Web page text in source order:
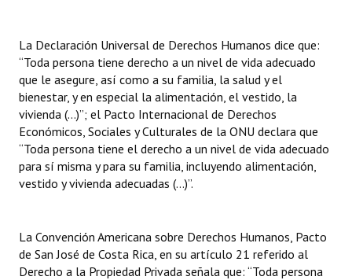
Ciudadano Ilustre - Registro
Banca del Vecino - Registro
Huéspedes de Honor - Registro
Antiguos Pobladores - Registro
Bariloche, Municipio intercultural
Entrega de distinciones
La Declaración Universal de Derechos Humanos dice que:
“Toda persona tiene derecho a un nivel de vida adecuado
que le asegure, así como a su familia, la salud y el
bienestar, y en especial la alimentación, el vestido, la
vivienda (…)”; el Pacto Internacional de Derechos
Económicos, Sociales y Culturales de la ONU declara que
“Toda persona tiene el derecho a un nivel de vida adecuado
para sí misma y para su familia, incluyendo alimentación,
vestido y vivienda adecuadas (…)”.
La Convención Americana sobre Derechos Humanos, Pacto
de San José de Costa Rica, en su artículo 21 referido al
Derecho a la Propiedad Privada señala que: “Toda persona